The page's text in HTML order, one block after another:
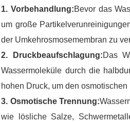
1. Vorbehandlung:Bevor das
um große
der Umkehrosmosemembran zu
2. Druckbeaufschlagung:Das
Wassermoleküle durch die
hohen Druck, um den
3. Osmotische Trennung:
wie lösliche Salze,